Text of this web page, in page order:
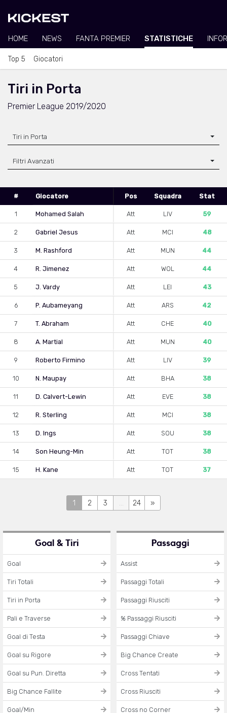
HOME NEWS FANTA PREMIER STATISTICHE
Top 5 Giocatori
Tiri in Porta
Premier League 2019/2020
Tiri in Porta
Filtri Avanzati
# Giocatore Pos Squadra Stat
1 Mohamed Salah Att LIV 59
2 Gabriel Jesus Att MCI 48
3 M. Rashford Att MUN 44
4 R. Jimenez Att WOL 44
5 J. Vardy Att LEI 43
6 P. Aubameyang Att ARS 42
7 T. Abraham Att CHE 40
8 A. Martial Att MUN 40
9 Roberto Firmino Att LIV 39
10 N. Maupay Att BHA 38
11 D. Calvert-Lewin Att EVE 38
12 R. Sterling Att MCI 38
13 D. Ings Att SOU 38
14 Son Heung-Min Att TOT 38
15 H. Kane Att TOT 37
1 2 3 ... 24 »
Goal & Tiri
Goal
Tiri Totali
Tiri in Porta
Pali e Traverse
Goal di Testa
Goal su Rigore
Goal su Pun. Diretta
Big Chance Fallite
Goal/Min
Passaggi
Assist
Passaggi Totali
Passaggi Riusciti
% Passaggi Riusciti
Passaggi Chiave
Big Chance Create
Cross Tentati
Cross Riusciti
Cross no Corner